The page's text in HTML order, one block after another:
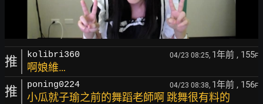
推 kolibri360 04/23 08:25, 1年前 , 155F
啊娘維…
推 poning0224 04/23 08:38, 1年前 , 156F
小瓜就子瑜之前的舞蹈老師啊 跳舞很有料的